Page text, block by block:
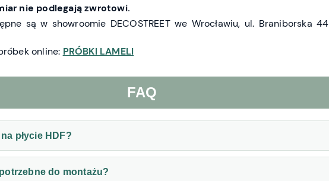
nie podlegają zwrotowi.
są w showroomie DECOSTREET we Wrocławiu, ul. Braniborska 44
online: PRÓBKI LAMELI
FAQ
płycie HDF?
do montażu?